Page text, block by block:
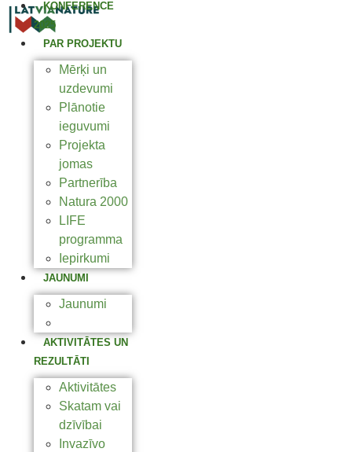
KONFERENCE
2025
PAR PROJEKTU
Mērķi un
uzdevumi
Plānotie
ieguvumi
Projekta
jomas
Partnerība
Natura 2000
LIFE
programma
Iepirkumi
JAUNUMI
Jaunumi
AKTIVITĀTES UN
REZULTĀTI
Aktivitātes
Skatam vai
dzīvībai
Invazīvo